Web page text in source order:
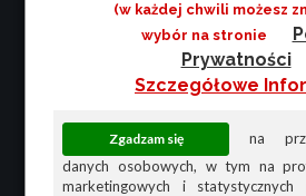
(w każdej chwili możesz
wybór na stronie
Prywatności
Szczegółowe
na
danych osobowych, w tym na
marketingowych i